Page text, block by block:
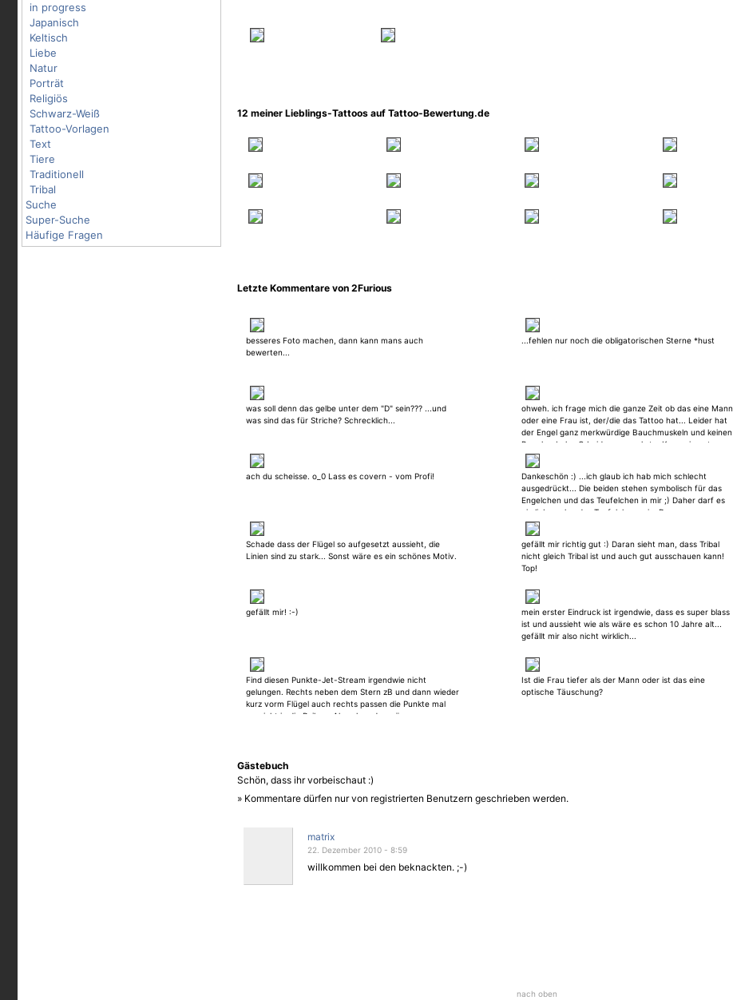
in progress
Japanisch
Keltisch
Liebe
Natur
Porträt
Religiös
Schwarz-Weiß
Tattoo-Vorlagen
Text
Tiere
Traditionell
Tribal
Suche
Super-Suche
Häufige Fragen
12 meiner Lieblings-Tattoos auf Tattoo-Bewertung.de
Letzte Kommentare von 2Furious
besseres Foto machen, dann kann mans auch
bewerten...
...fehlen nur noch die obligatorischen Sterne *hust
was soll denn das gelbe unter dem "D" sein??? ...und
was sind das für Striche? Schrecklich...
ohweh. ich frage mich die ganze Zeit ob das eine Mann
oder eine Frau ist, der/die das Tattoo hat... Leider hat
der Engel ganz merkwürdige Bauchmuskeln und keinen
Bauchnabel o_O Leider vermurkst... Kann ein guter
Tätowierer aber sicher gut verbessern.
ach du scheisse. o_0 Lass es covern - vom Profi!
Dankeschön :) ...ich glaub ich hab mich schlecht
ausgedrückt... Die beiden stehen symbolisch für das
Engelchen und das Teufelchen in mir ;) Daher darf es
ein lieb guckendes Teufelchen sein :D
Schade dass der Flügel so aufgesetzt aussieht, die
Linien sind zu stark... Sonst wäre es ein schönes Motiv.
gefällt mir richtig gut :) Daran sieht man, dass Tribal
nicht gleich Tribal ist und auch gut ausschauen kann!
Top!
gefällt mir! :-)
mein erster Eindruck ist irgendwie, dass es super blass
ist und aussieht wie als wäre es schon 10 Jahre alt...
gefällt mir also nicht wirklich...
Find diesen Punkte-Jet-Stream irgendwie nicht
gelungen. Rechts neben dem Stern zB und dann wieder
kurz vorm Flügel auch rechts passen die Punkte mal
garnicht in die Reihe... Also ohne das wäre es ganz
Ist die Frau tiefer als der Mann oder ist das eine
optische Täuschung?
Gästebuch
Schön, dass ihr vorbeischaut :)
» Kommentare dürfen nur von registrierten Benutzern geschrieben werden.
matrix
22. Dezember 2010 - 8:59
willkommen bei den beknackten. ;-)
nach oben